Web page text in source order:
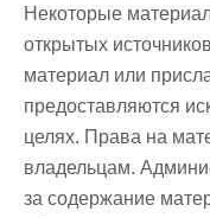
Некоторые
открытых
материал или
предоставляются
целях. Права на
владельцам.
за содержание